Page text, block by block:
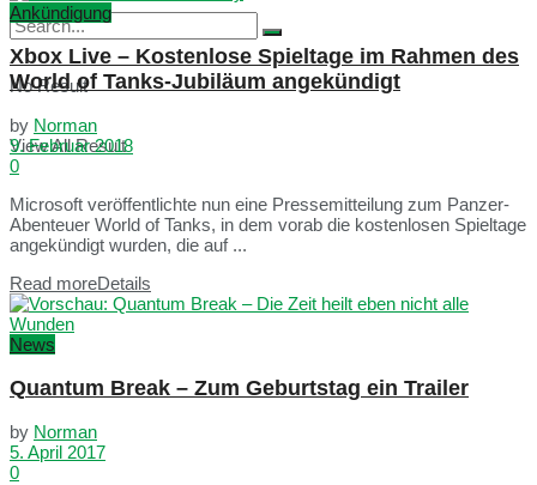
No Result
View All Result
Ankündigung
Xbox Live – Kostenlose Spieltage im Rahmen des
World of Tanks-Jubiläum angekündigt
by Norman
9. Februar 2018
0
Microsoft veröffentlichte nun eine Pressemitteilung zum Panzer-
Abenteuer World of Tanks, in dem vorab die kostenlosen Spieltage
angekündigt wurden, die auf ...
Read moreDetails
News
Quantum Break – Zum Geburtstag ein Trailer
by Norman
5. April 2017
0